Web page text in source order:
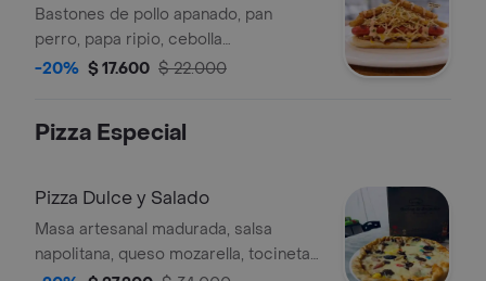
Bastones de pollo apanado, pan
perro, papa ripio, cebolla
caramelizada, queso y salsa de la
-20% $ 17.600 $ 22.000
Pizza Especial
Pizza Dulce y Salado
Masa artesanal madurada, salsa
napolitana, queso mozarella, tocineta